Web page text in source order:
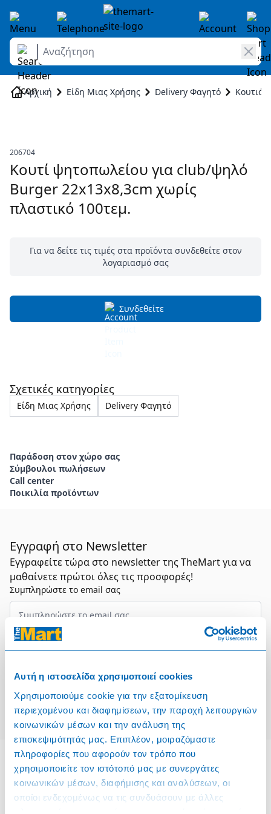
Αυτή η ιστοσελίδα χρησιμοποιεί cookies
Χρησιμοποιούμε cookie για την εξατομίκευση
περιεχομένου και διαφημίσεων, την παροχή λειτουργιών
κοινωνικών μέσων και την ανάλυση της
επισκεψιμότητάς μας. Επιπλέον, μοιραζόμαστε
πληροφορίες που αφορούν τον τρόπο που
χρησιμοποιείτε τον ιστότοπό μας με συνεργάτες
κοινωνικών μέσων, διαφήμισης και αναλύσεων, οι
οποίοι ενδεχομένως να τις συνδυάσουν με άλλες
πληροφορίες που τους έχετε παραχωρήσει ή τις οποίες
Skip to Content
Αναζήτηση
Αρχική Είδη Μιας Χρήσης Delivery Φαγητό Κουτιά
206704
Κουτί ψητοπωλείου για club/ψηλό
Burger 22x13x8,3cm χωρίς
πλαστικό 100τεμ.
Για να δείτε τις τιμές στα προϊόντα συνδεθείτε στον
λογαριασμό σας
Συνδεθείτε
Σχετικές κατηγορίες
Είδη Μιας Χρήσης Delivery Φαγητό
Παράδοση στον χώρο σας
Σύμβουλοι πωλήσεων
Call center
Ποικιλία προϊόντων
Εγγραφή στο Newsletter
Εγγραφείτε τώρα στο newsletter της TheMart για να
μαθαίνετε πρώτοι όλες τις προσφορές!
Συμπληρώστε το email σας
Επιλέξτε τον τομέα σας
Συμφωνώ και αποδέχομαι τουςΌρους Χρήσης
Εγγραφή
Πληροφορίες